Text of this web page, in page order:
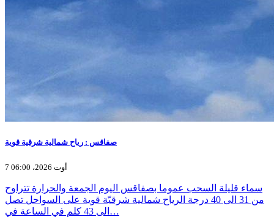
صفاقس : رياح شمالية شرقية قوية
7 أوت 2026، 06:00
سماء قليلة السحب عموما بصفاقس اليوم الجمعة والحرارة تتراوح
من 31 الى 40 درجة الرياح شمالية شرقيّة قوية على السواحل تصل
الى 43 كلم في الساعة في…